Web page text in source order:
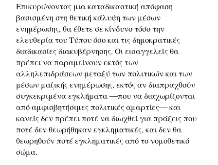
Επικυρώνοντας μια καταδικαστική απόφαση
βασισμένη στη θετική κάλυψη των μέσων
ενημέρωσης, θα έθετε σε κίνδυνο τόσο την
ελευθερία του Τύπου όσο και τις δημοκρατικές
διαδικασίες διακυβέρνησης. Οι εισαγγελείς θα
πρέπει να παραμείνουν εκτός των
αλληλεπιδράσεων μεταξύ των πολιτικών και των
μέσων μαζικής ενημέρωσης, εκτός αν διαπραχθούν
συγκεκριμένα εγκλήματα ―που να διαχωρίζονται
από αμφισβητήσιμες πολιτικές αμαρτίες― και
κανείς δεν πρέπει ποτέ να διωχθεί για πράξεις που
ποτέ δεν θεωρήθηκαν εγκληματικές, και δεν θα
θεωρηθούν ποτέ εγκληματικές από το νομοθετικό
σώμα.